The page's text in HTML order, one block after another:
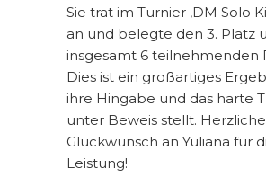
Sie trat im Turnier ‚DM Solo
an und belegte den 3. Platz
insgesamt 6 teilnehmenden
Dies ist ein großartiges
ihre Hingabe und das harte
unter Beweis stellt.
Glückwunsch an Yuliana für
Leistung!